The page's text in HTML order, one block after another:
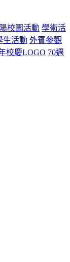
校園活動 學術活
生活動 外賓參觀
校慶LOGO 70週